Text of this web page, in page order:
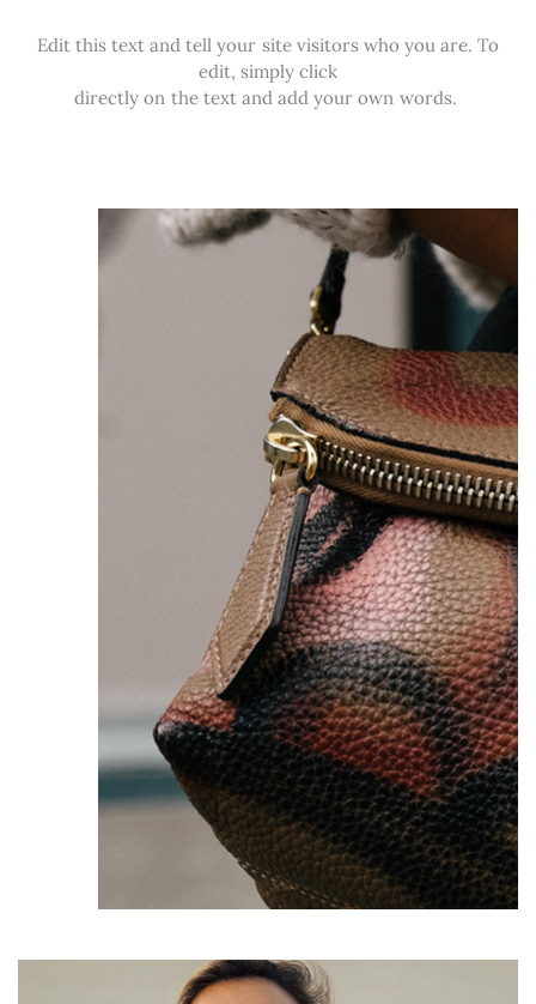
Edit this text and tell your site visitors who you are. To
edit, simply click
directly on the text and add your own words.